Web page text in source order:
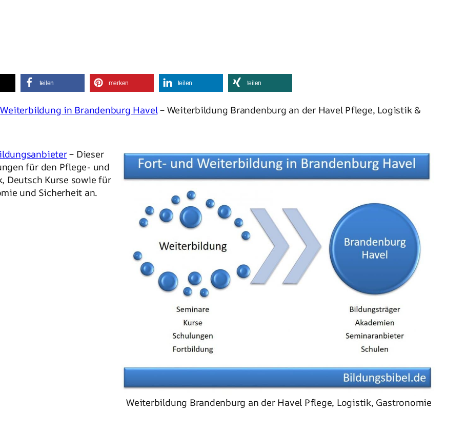
teilen merken teilen teilen
Weiterbildung in Brandenburg Havel– Weiterbildung Brandenburg an der Havel Pflege, Logistik &
– Dieser
für den Pflege- und
Deutsch Kurse sowie für
und Sicherheit an.
Weiterbildung Brandenburg an der Havel Pflege, Logistik, Gastronomie